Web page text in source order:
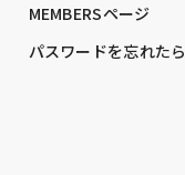
MEMBERSページ
パスワードを忘れたら